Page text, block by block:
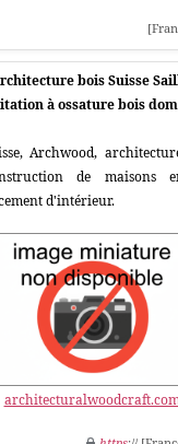
bois Suisse
à ossature bois
Archwood,
de maisons
d'intérieur.